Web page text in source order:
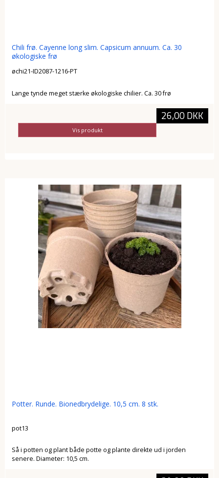
Chili frø. Cayenne long slim. Capsicum annuum. Ca. 30
økologiske frø
øchi21-ID2087-1216-PT
Lange tynde meget stærke økologiske chilier. Ca. 30 frø
26,00 DKK
Vis produkt
Potter. Runde. Bionedbrydelige. 10,5 cm. 8 stk.
pot13
Så i potten og plant både potte og plante direkte ud i jorden
senere. Diameter: 10,5 cm.